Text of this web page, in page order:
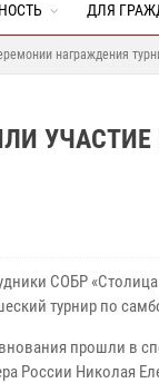
ДЛЯ
награждения
СОБР
турнир по
прошли в
России Николая